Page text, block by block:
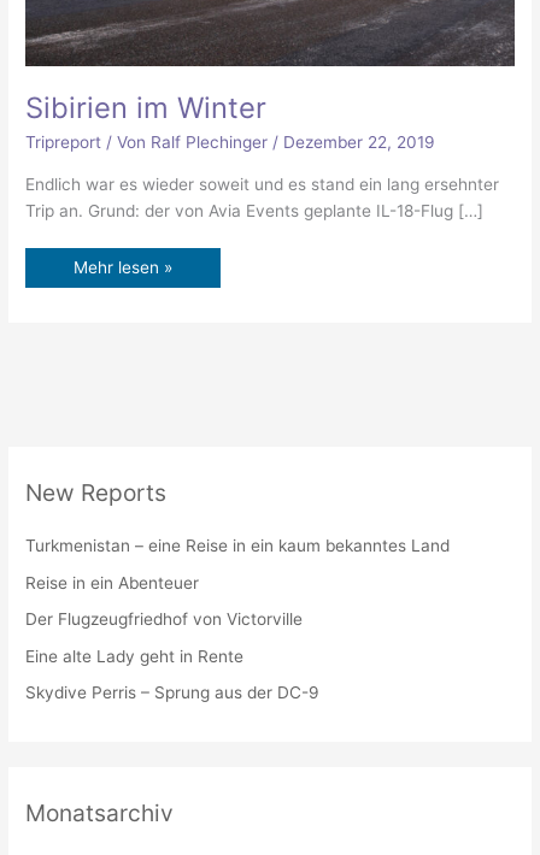
Sibirien im Winter
Tripreport / Von Ralf Plechinger / Dezember 22, 2019
Endlich war es wieder soweit und es stand ein lang ersehnter
Trip an. Grund: der von Avia Events geplante IL-18-Flug […]
Mehr lesen »
New Reports
Turkmenistan – eine Reise in ein kaum bekanntes Land
Reise in ein Abenteuer
Der Flugzeugfriedhof von Victorville
Eine alte Lady geht in Rente
Skydive Perris – Sprung aus der DC-9
Monatsarchiv